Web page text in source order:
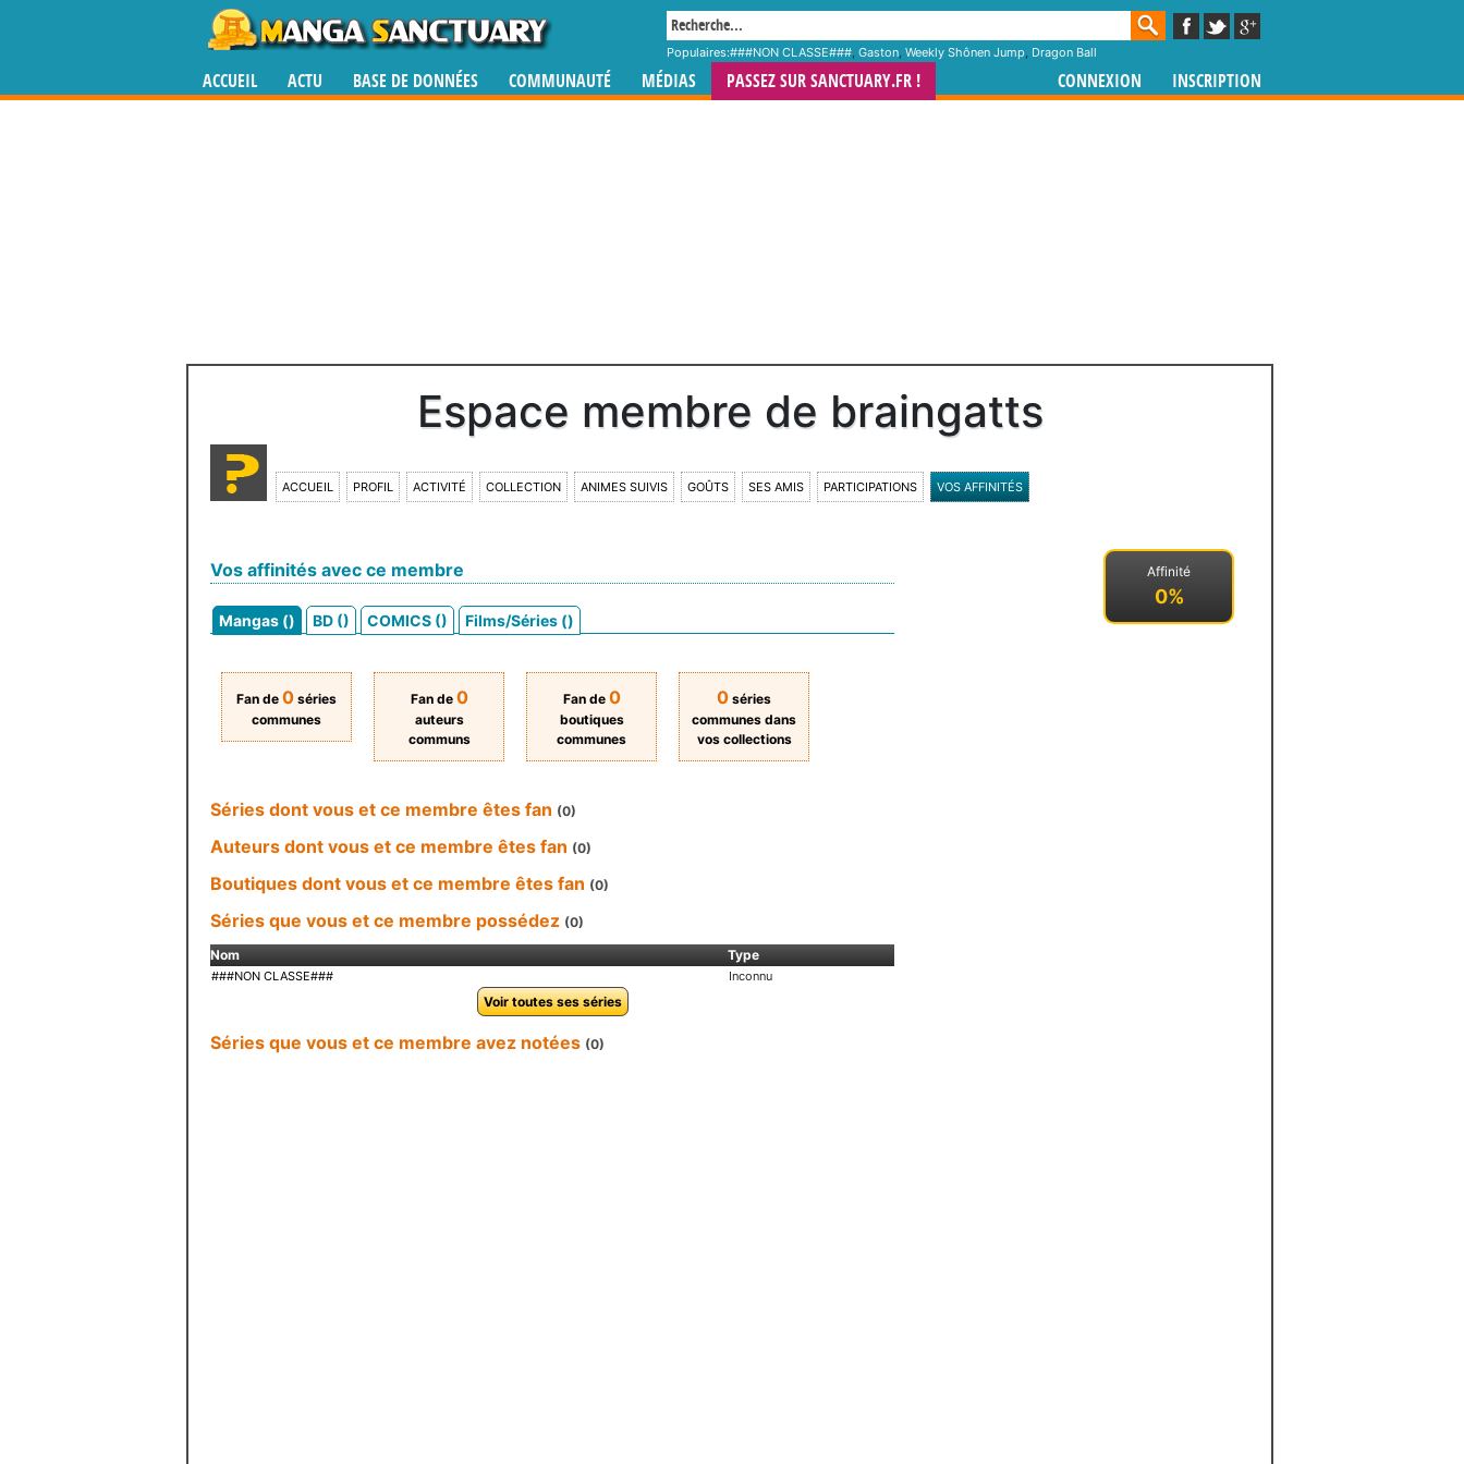
Populaires:###NON CLASSE###, Gaston, Weekly Shônen Jump, Dragon Ball
ACCUEIL ACTU BASE DE DONNÉES COMMUNAUTÉ MÉDIAS PASSEZ SUR SANCTUARY.FR ! CONNEXION INSCRIPTION
Espace membre de braingatts
ACCUEIL PROFIL ACTIVITÉ COLLECTION ANIMES SUIVIS GOÛTS SES AMIS PARTICIPATIONS VOS AFFINITÉS
Affinité
0%
Vos affinités avec ce membre
Mangas () BD () COMICS () Films/Séries ()
Fan de 0 séries
communes
Fan de 0
auteurs
communs
Fan de 0
boutiques
communes
0 séries
communes dans
vos collections
Séries dont vous et ce membre êtes fan (0)
Auteurs dont vous et ce membre êtes fan (0)
Boutiques dont vous et ce membre êtes fan (0)
Séries que vous et ce membre possédez (0)
Nom
Type
###NON CLASSE### Inconnu
Voir toutes ses séries
Séries que vous et ce membre avez notées (0)